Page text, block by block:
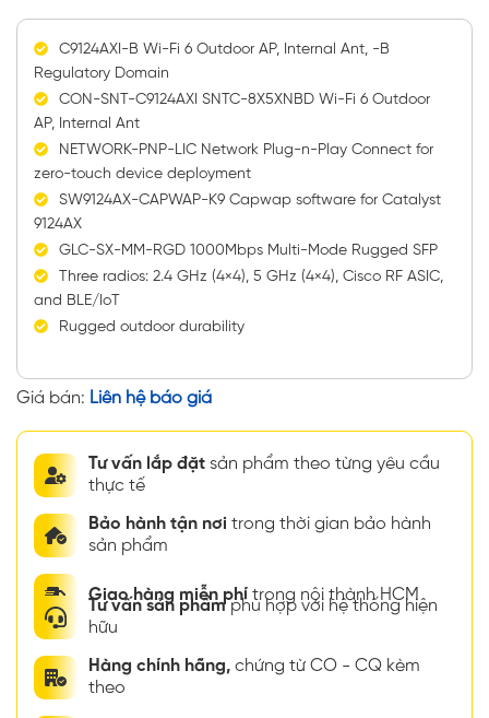
C9124AXI-B Wi-Fi 6 Outdoor AP, Internal Ant, -B
Regulatory Domain
CON-SNT-C9124AXI SNTC-8X5XNBD Wi-Fi 6 Outdoor
AP, Internal Ant
NETWORK-PNP-LIC Network Plug-n-Play Connect for
zero-touch device deployment
SW9124AX-CAPWAP-K9 Capwap software for Catalyst
9124AX
GLC-SX-MM-RGD 1000Mbps Multi-Mode Rugged SFP
Three radios: 2.4 GHz (4×4), 5 GHz (4×4), Cisco RF ASIC,
and BLE/IoT
Rugged outdoor durability
Giá bán: Liên hệ báo giá
Tư vấn lắp đặt sản phẩm theo từng yêu cầu
thực tế
Bảo hành tận nơi trong thời gian bảo hành
sản phẩm
Giao hàng miễn phí trong nội thành HCM
Tư vấn sản phẩmphù hợp với hệ thống hiện
hữu
Hàng chính hãng, chứng từ CO - CQ kèm
theo